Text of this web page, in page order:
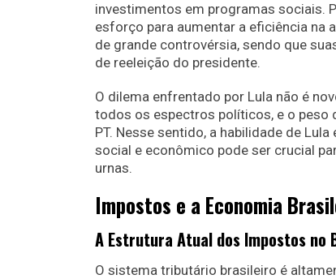
investimentos em programas sociais.
esforço para aumentar a eficiência na
de grande controvérsia, sendo que
de reeleição do presidente.
O dilema enfrentado por Lula não é
todos os espectros políticos, e o
PT. Nesse sentido, a habilidade de
social e econômico pode ser crucial
urnas.
Impostos e a Economia
A Estrutura Atual dos Impostos no
O sistema tributário brasileiro é